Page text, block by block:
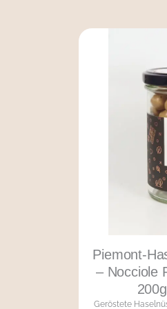
Piemont-
– Nocciole
Geröstete